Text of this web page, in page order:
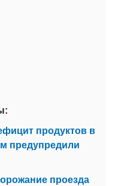
продуктов в
предупредили
проезда